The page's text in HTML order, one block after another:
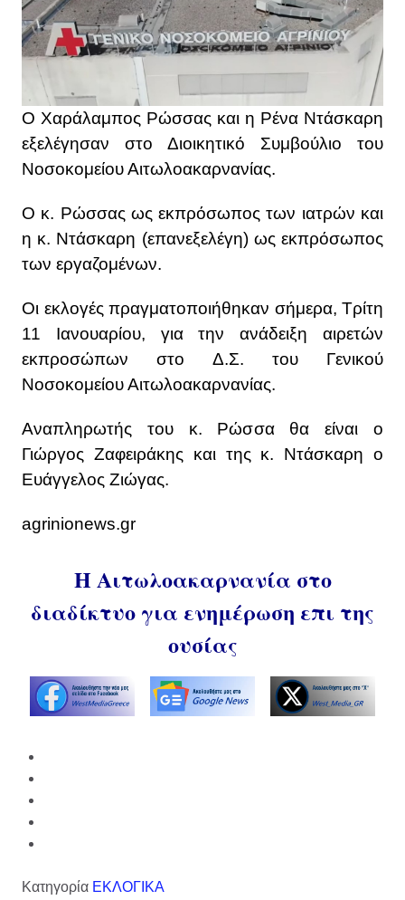
Ο Χαράλαμπος Ρώσσας και η Ρένα Ντάσκαρη
εξελέγησαν στο Διοικητικό Συμβούλιο του
Νοσοκομείου Αιτωλοακαρνανίας.
Ο κ. Ρώσσας ως εκπρόσωπος των ιατρών και
η κ. Ντάσκαρη (επανεξελέγη) ως εκπρόσωπος
των εργαζομένων.
Οι εκλογές πραγματοποιήθηκαν σήμερα, Τρίτη
11 Ιανουαρίου, για την ανάδειξη αιρετών
εκπροσώπων στο Δ.Σ. του Γενικού
Νοσοκομείου Αιτωλοακαρνανίας.
Αναπληρωτής του κ. Ρώσσα θα είναι ο
Γιώργος Ζαφειράκης και της κ. Ντάσκαρη ο
Ευάγγελος Ζιώγας.
agrinionews.gr
Η Αιτωλοακαρνανία στο
διαδίκτυο για ενημέρωση επι της
ουσίας
Κατηγορία ΕΚΛΟΓΙΚΑ